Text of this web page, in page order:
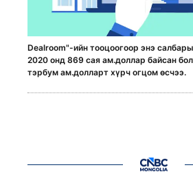
Dealroom"-ийн тооцоогоор энэ
2020 онд 869 сая ам.доллар байсан
тэрбум ам.долларт хүрч огцом өсчээ.